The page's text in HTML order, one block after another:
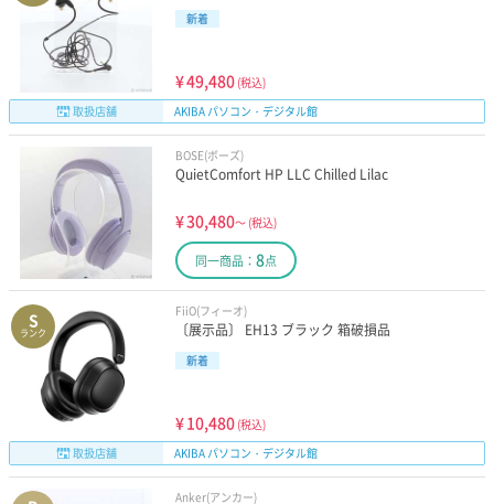
新着
¥49,480 (税込)
取扱店舗
AKIBA パソコン・デジタル館
BOSE(ボーズ)
QuietComfort HP LLC Chilled Lilac
¥30,480～ (税込)
同一商品： 8点
S
ランク
FiiO(フィーオ)
〔展示品〕 EH13 ブラック 箱破損品
新着
¥10,480 (税込)
取扱店舗
AKIBA パソコン・デジタル館
Anker(アンカー)